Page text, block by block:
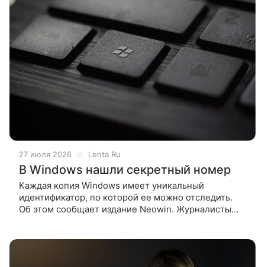
27 июля 2026 Lenta.Ru
В Windows нашли секретный номер
Каждая копия Windows имеет уникальный
идентификатор, по которой ее можно отследить.
Об этом сообщает издание Neowin. Журналисты